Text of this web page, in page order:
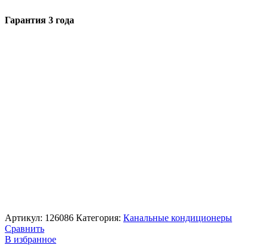
Гарантия 3 года
Артикул: 126086 Категория: Канальные кондиционеры
Сравнить
В избранное